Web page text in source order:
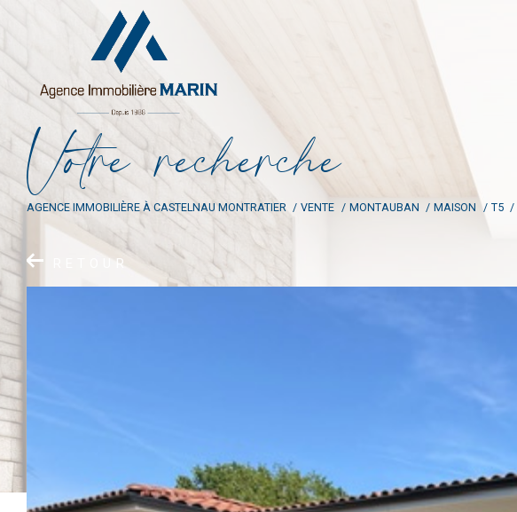
Votre recherche
AGENCE IMMOBILIÈRE À CASTELNAU MONTRATIER VENTE MONTAUBAN MAISON T5
RETOUR